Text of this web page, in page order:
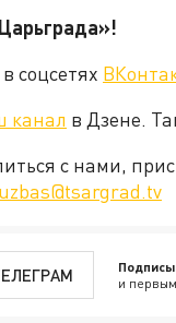
соцсетях
канал в Дзене.
с нами,
и